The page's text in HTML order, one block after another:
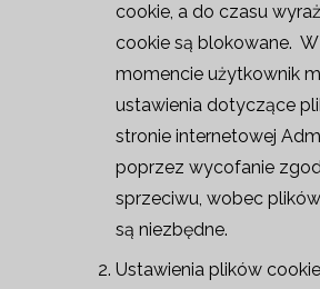
cookie, a do czasu
cookie są blokowane.
momencie użytkownik
ustawienia dotyczące
stronie internetowej
poprzez wycofanie
sprzeciwu, wobec
są niezbędne.
Ustawienia plików